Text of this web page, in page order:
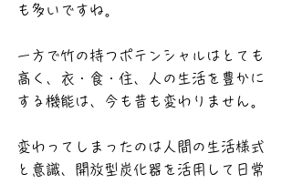
も多いですね。
一方で竹の持つポテンシャルはとても
高く、衣・食・住、人の生活を豊かに
する機能は、今も昔も変わりません。
変わってしまったのは人間の生活様式
と意識、開放型炭化器を活用して日常